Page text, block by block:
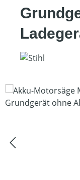
Bildergalerie